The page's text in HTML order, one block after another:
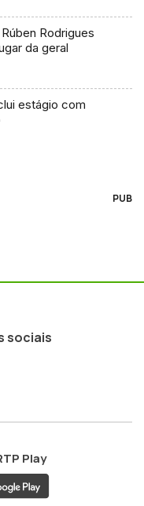
Rodrigues
da geral
estágio com
PUB
sociais
Play